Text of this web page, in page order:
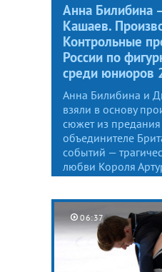
Анна Билибина
Кашаев.
Контрольные
России по
среди юниоров
Анна Билибина и
взяли в основу
сюжет из
объединителе
событий —
любви Короля
06:37